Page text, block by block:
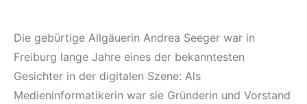
Die gebürtige Allgäuerin Andrea Seeger war in
Freiburg lange Jahre eines der bekanntesten
Gesichter in der digitalen Szene: Als
Medieninformatikerin war sie Gründerin und Vorstand